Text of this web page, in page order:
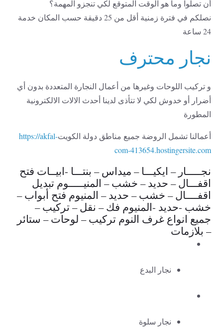
أن تصلوا وما هو الوقت المتوقع لكي تنجزو المهمة؟
نصلكم في فترة زمنية أقل من 25 دقيقة حسب المكان خدمة
24 ساعة
نجار محترف
و تركيب اللوحات وغيرها من أعمال النجارة المتعددة بدون أي
أضرار أو خدوش لكي لا تتأذى لدينا أحدث الالات الالكترونية
المطورة
أعمالنا تشمل الروضة جميع مناطق دولة الكويتhttps://akfal-
com-413654.hostingersite.com
نجـــــار – ايكيـــا – ميداس – بنتـــا -ابيــات فتح
اقفـــال – حديد – خشب – المنيـــــوم تبديل
اقفــــال – خشب – حديد – المنيوم فتح أبواب –
خشب -حديد -المنيوم فك – نقل – تركيب –
جميع انواع غرف النوم تركيب – لوحات – ستائر
– بلازمات
نجار البدع
نجار سلوة